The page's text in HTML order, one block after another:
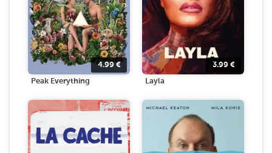
4.99€
Peak Everything
3.99 €
Layla